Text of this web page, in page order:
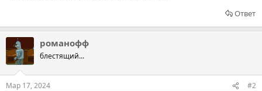
Ответ
романофф
блестящий...
Мар 17, 2024 #2